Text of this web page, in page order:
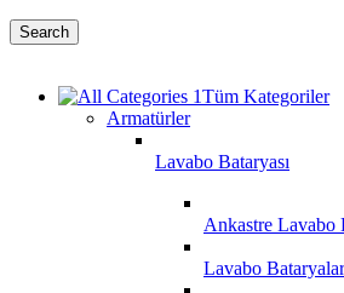
Search
Tüm Kategoriler
Armatürler
Lavabo Bataryası
Ankastre Lavabo
Lavabo